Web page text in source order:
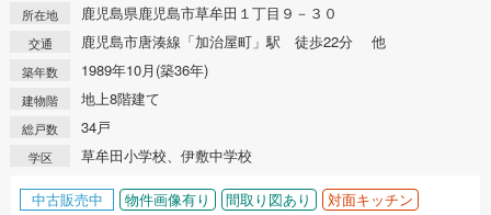
所在地 鹿児島県鹿児島市草牟田１丁目９－３０
交通 鹿児島市唐湊線「加治屋町」駅 徒歩22分 他
築年数 1989年10月(築36年)
建物階 地上8階建て
総戸数 34戸
学区 草牟田小学校、伊敷中学校
中古販売中 物件画像有り 間取り図あり
対面キッチン